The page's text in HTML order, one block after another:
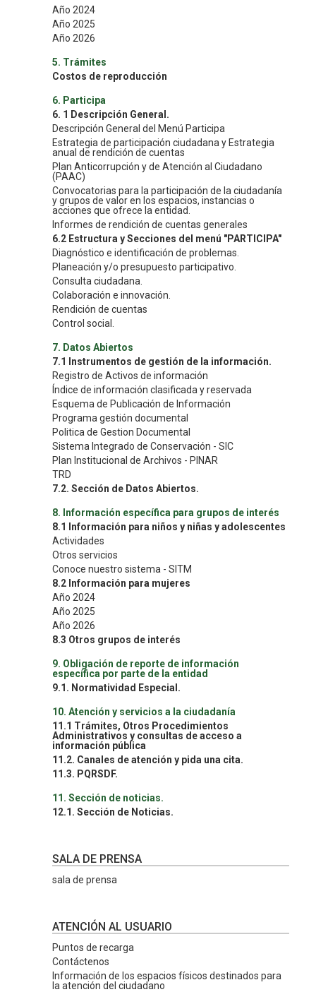
Año 2024
Año 2025
Año 2026
5. Trámites
Costos de reproducción
6. Participa
6. 1 Descripción General.
Descripción General del Menú Participa
Estrategia de participación ciudadana y Estrategia
anual de rendición de cuentas
Plan Anticorrupción y de Atención al Ciudadano
(PAAC)
Convocatorias para la participación de la ciudadanía
y grupos de valor en los espacios, instancias o
acciones que ofrece la entidad.
Informes de rendición de cuentas generales
6.2 Estructura y Secciones del menú "PARTICIPA"
Diagnóstico e identificación de problemas.
Planeación y/o presupuesto participativo.
Consulta ciudadana.
Colaboración e innovación.
Rendición de cuentas
Control social.
7. Datos Abiertos
7.1 Instrumentos de gestión de la información.
Registro de Activos de información
Índice de información clasificada y reservada
Esquema de Publicación de Información
Programa gestión documental
Politica de Gestion Documental
Sistema Integrado de Conservación - SIC
Plan Institucional de Archivos - PINAR
TRD
7.2. Sección de Datos Abiertos.
8. Información específica para grupos de interés
8.1 Información para niños y niñas y adolescentes
Actividades
Otros servicios
Conoce nuestro sistema - SITM
8.2 Información para mujeres
Año 2024
Año 2025
Año 2026
8.3 Otros grupos de interés
9. Obligación de reporte de información
específica por parte de la entidad
9.1. Normatividad Especial.
10. Atención y servicios a la ciudadanía
11.1 Trámites, Otros Procedimientos
Administrativos y consultas de acceso a
información pública
11.2. Canales de atención y pida una cita.
11.3. PQRSDF.
11. Sección de noticias.
12.1. Sección de Noticias.
SALA DE PRENSA
sala de prensa
ATENCIÓN AL USUARIO
Puntos de recarga
Contáctenos
Información de los espacios físicos destinados para
la atención del ciudadano